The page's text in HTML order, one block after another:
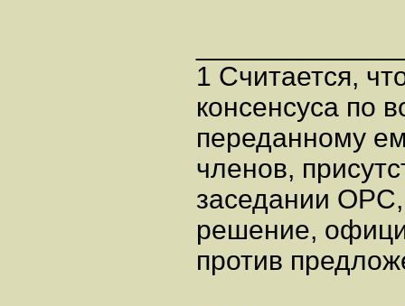
1 Считается,
консенсуса по
переданному
членов,
заседании ОРС,
решение,
против